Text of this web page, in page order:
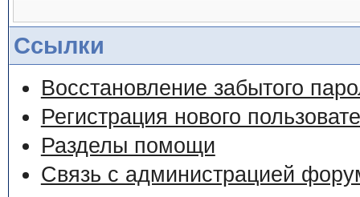
Ссылки
Восстановление забытого
Регистрация нового
Разделы помощи
Связь с администрацией